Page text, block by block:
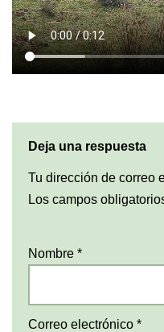
Deja una respuesta
Tu dirección de correo
Los campos
Nombre *
Correo electrónico *